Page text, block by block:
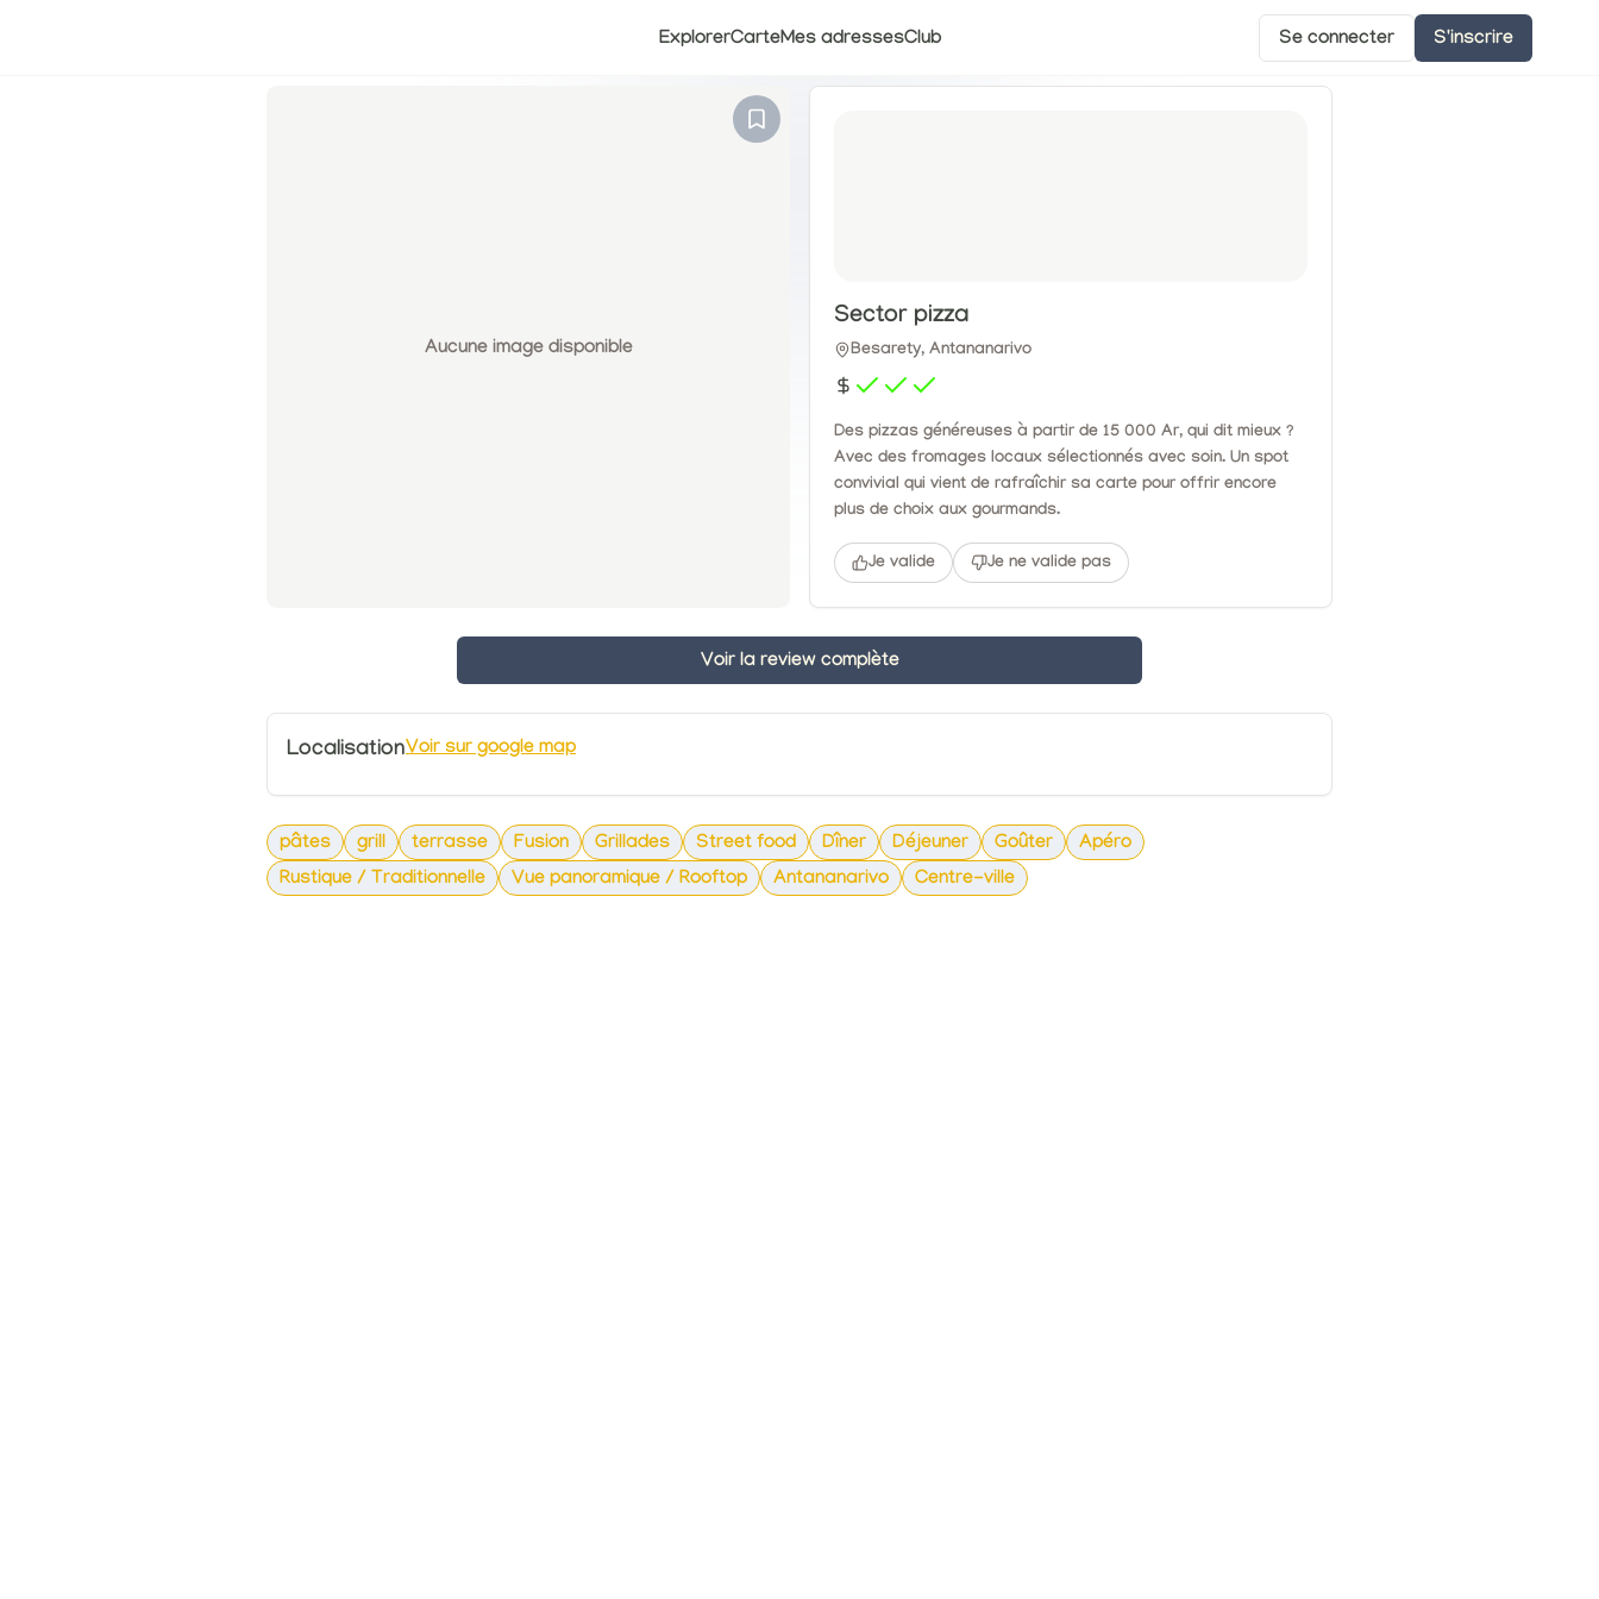
ExplorerCarteMes adressesClub Se connecter S'inscrire
Aucune image disponible
Sector pizza
Besarety, Antananarivo
Des pizzas généreuses à partir de 15 000 Ar, qui dit mieux ?
Avec des fromages locaux sélectionnés avec soin. Un spot
convivial qui vient de rafraîchir sa carte pour offrir encore
plus de choix aux gourmands.
Je valide Je ne valide pas
Voir la review complète
LocalisationVoir sur google map
pâtes grill terrasse Fusion Grillades Street food Dîner Déjeuner Goûter
Apéro
Rustique / Traditionnelle
Vue panoramique / Rooftop Antananarivo Centre-ville